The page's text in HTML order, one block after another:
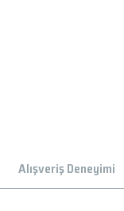
Alışveriş Deneyimi